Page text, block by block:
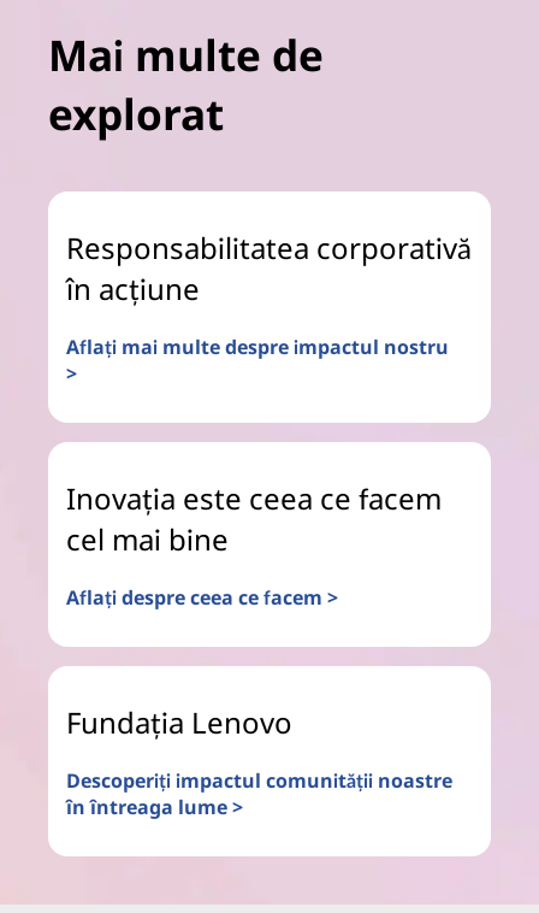
Mai multe de
explorat
Responsabilitatea corporativă
în acțiune
Aflați mai multe despre impactul nostru
>
Inovația este ceea ce facem
cel mai bine
Aflați despre ceea ce facem >
Fundația Lenovo
Descoperiți impactul comunității noastre
în întreaga lume >